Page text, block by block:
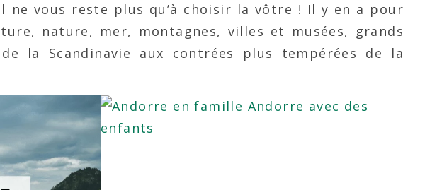
ne vous reste plus qu’à choisir la vôtre ! Il y en a pour
nature, mer, montagnes, villes et musées, grands
la Scandinavie aux contrées plus tempérées de la